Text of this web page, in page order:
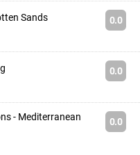
Sands 0.0
0.0
- Mediterranean
0.0